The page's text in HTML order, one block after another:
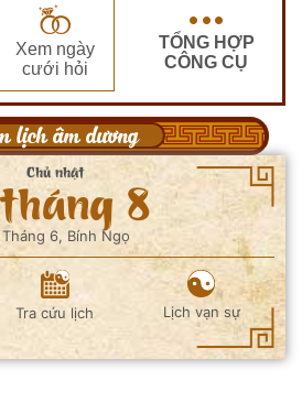
Xem ngày
cưới hỏi
TỔNG HỢP
CÔNG CỤ
lịch âm dương
Chủ nhật 8
Tháng 6, Bính Ngọ
Tra cứu lịch Lịch vạn sự